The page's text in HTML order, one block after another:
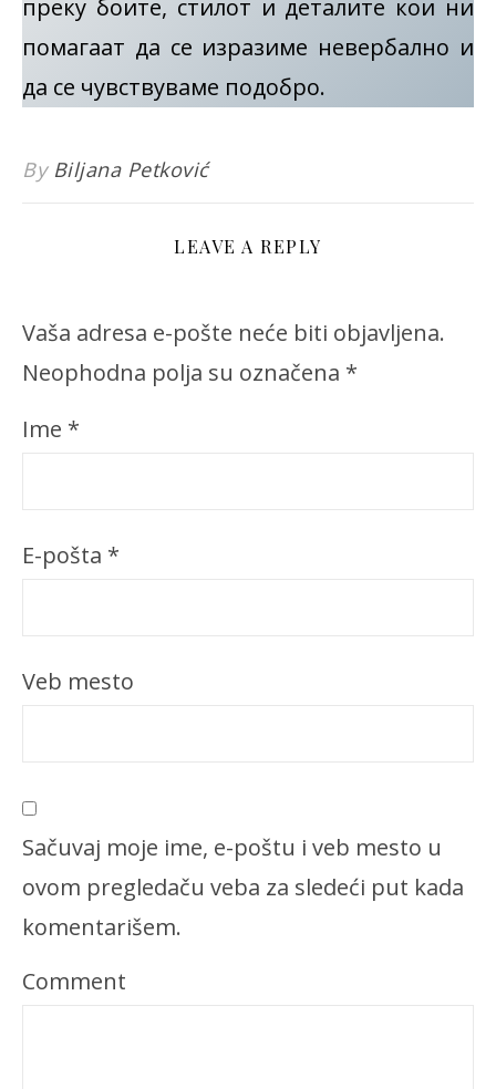
преку боите, стилот и деталите кои ни
помагаат да се изразиме невербално и
да се чувствуваме подобро.
By Biljana Petković
LEAVE A REPLY
Vaša adresa e-pošte neće biti objavljena.
Neophodna polja su označena *
Ime *
E-pošta *
Veb mesto
Sačuvaj moje ime, e-poštu i veb mesto u
ovom pregledaču veba za sledeći put kada
komentarišem.
Comment